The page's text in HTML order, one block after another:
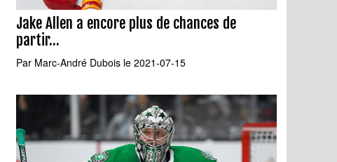
Jake Allen a encore plus de chances de
partir...
Par Marc-André Dubois le 2021-07-15